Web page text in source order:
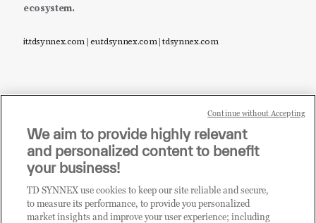
ecosystem.
it.tdsynnex.com|eu.tdsynnex.com|tdsynnex.com
Sei un rivenditore di tecnologia e desideri acquistare
i prodotti o le soluzioni trattate sul blog?
CLICCA QUI E DIVENTA
CLIENTE TD SYNNEX
We aim to provide highly relevant
and personalized content to benefit
your business!
TD SYNNEX use cookies to keep our site reliable and secure,
to measure its performance, to provide you personalized
market insights and improve your user experience; including
Continue without Accepting